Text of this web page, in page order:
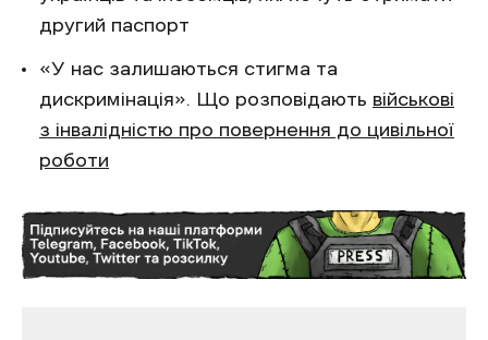
другий паспорт
«У нас залишаються стигма та
дискримінація». Що розповідають військові
з інвалідністю про повернення до цивільної
роботи